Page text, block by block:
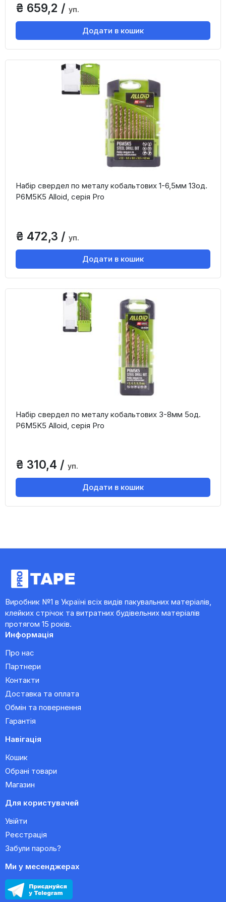
₴ 659,2 / уп.
Додати в кошик
Набір свердел по металу кобальтових 1-6,5мм 13од.
Р6М5K5 Alloid, серія Pro
₴ 472,3 / уп.
Додати в кошик
Набір свердел по металу кобальтових 3-8мм 5од.
Р6М5K5 Alloid, серія Pro
₴ 310,4 / уп.
Додати в кошик
Виробник №1 в Україні всіх видів пакувальних матеріалів,
клейких стрічок та витратних будівельних матеріалів
протягом 15 років.
Информація
Про нас
Партнери
Контакти
Доставка та оплата
Обмін та повернення
Гарантія
Навігація
Кошик
Обрані товари
Магазин
Для користувачей
Увійти
Реєстрація
Забули пароль?
Ми у месенджерах